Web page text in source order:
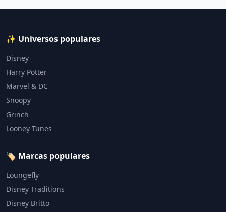
✨ Universos populares
Disney
Harry Potter
Marvel & DC
Snoopy
Grinch
Looney Tunes
🏷️ Marcas populares
Loungefly
Disney Traditions
Disney Britto